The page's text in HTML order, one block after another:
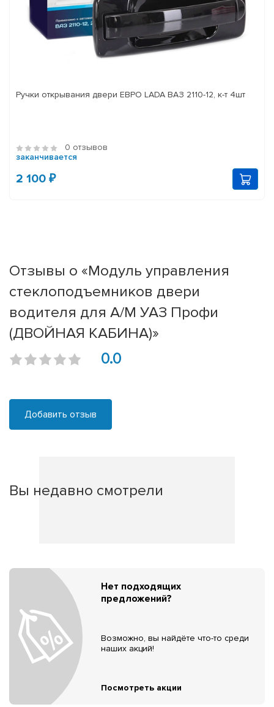
Ручки открывания двери ЕВРО LADA ВАЗ 2110-12, к-т 4шт
0 отзывов
заканчивается
2 100 ₽
Отзывы о «Модуль управления
стеклоподъемников двери
водителя для А/М УАЗ Профи
(ДВОЙНАЯ КАБИНА)»
0.0
Добавить отзыв
Вы недавно смотрели
Нет подходящих
предложений?
Возможно, вы найдёте что-то среди
наших акций!
Посмотреть акции